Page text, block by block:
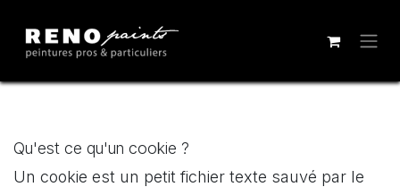
Qu'est ce qu'un cookie ?
Un cookie est un petit fichier texte sauvé par le